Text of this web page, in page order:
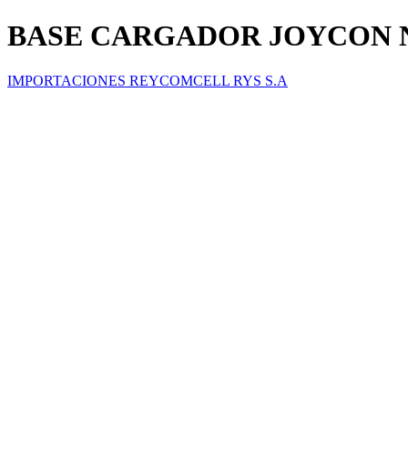
BASE CARGADOR JOYCON
IMPORTACIONES REYCOMCELL RYS S.A